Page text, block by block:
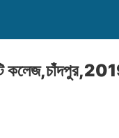
কলেজ,চাঁদপুর,2019